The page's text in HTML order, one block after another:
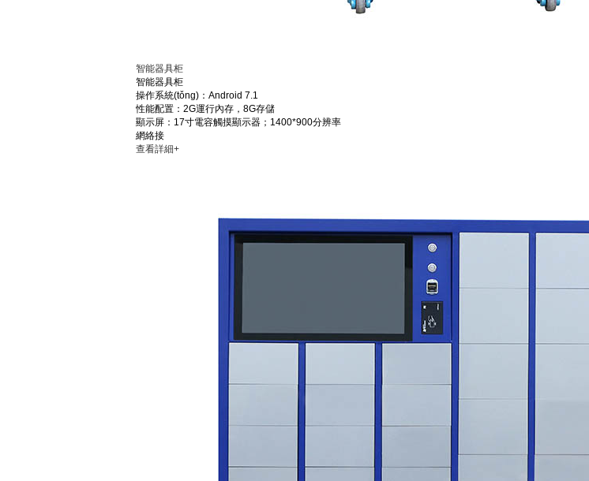
智能器具柜
智能器具柜
操作系統(tǒng)：Android 7.1
性能配置：2G運行內存，8G存儲
顯示屏：17寸電容觸摸顯示器；1400*900分辨率
網絡接
查看詳細+